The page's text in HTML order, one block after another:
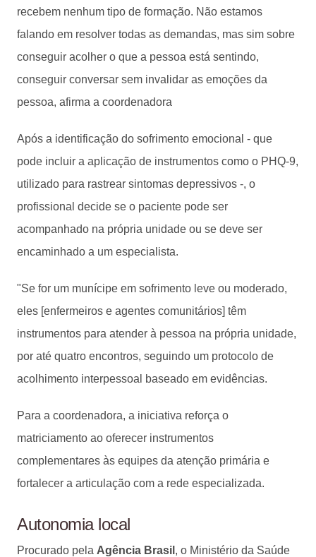
recebem nenhum tipo de formação. Não estamos
falando em resolver todas as demandas, mas sim sobre
conseguir acolher o que a pessoa está sentindo,
conseguir conversar sem invalidar as emoções da
pessoa, afirma a coordenadora
Após a identificação do sofrimento emocional - que
pode incluir a aplicação de instrumentos como o PHQ-9,
utilizado para rastrear sintomas depressivos -, o
profissional decide se o paciente pode ser
acompanhado na própria unidade ou se deve ser
encaminhado a um especialista.
"Se for um munícipe em sofrimento leve ou moderado,
eles [enfermeiros e agentes comunitários] têm
instrumentos para atender à pessoa na própria unidade,
por até quatro encontros, seguindo um protocolo de
acolhimento interpessoal baseado em evidências.
Para a coordenadora, a iniciativa reforça o
matriciamento ao oferecer instrumentos
complementares às equipes da atenção primária e
fortalecer a articulação com a rede especializada.
Autonomia local
Procurado pela Agência Brasil , o Ministério da Saúde